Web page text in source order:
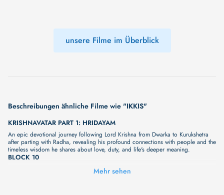
unsere Filme im Überblick
Beschreibungen ähnliche Filme wie "IKKIS"
KRISHNAVATAR PART 1: HRIDAYAM
An epic devotional journey following Lord Krishna from Dwarka to Kurukshetra
after parting with Radha, revealing his profound connections with people and the
timeless wisdom he shares about love, duty, and life's deeper meaning.
BLOCK 10
Unser neuer Film "BLOCK 10" wird Sie bald mit seiner großartigen Geschichte
überraschen. Wir haben noch keine vollständige Beschreibung, aber wir können
Mehr sehen